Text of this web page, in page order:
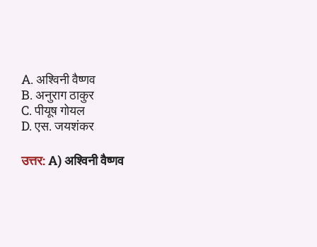
A. अश्विनी वैष्णव
B. अनुराग ठाकुर
C. पीयूष गोयल
D. एस. जयशंकर
उत्तर:A) अश्विनी वैष्णव